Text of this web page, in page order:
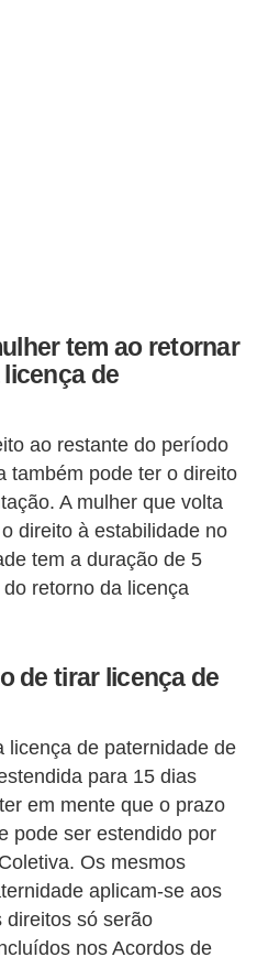
tem ao retornar
de
ao restante do período
também pode ter o direito
A mulher que volta
direito à estabilidade no
tem a duração de 5
retorno da licença
de tirar licença de
licença de paternidade de
para 15 dias
em mente que o prazo
pode ser estendido por
Os mesmos
aplicam-se aos
direitos só serão
nos Acordos de